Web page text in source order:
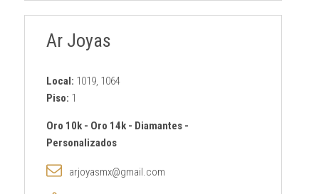
Ar Joyas
Local: 1019, 1064
Piso: 1
Oro 10k- Oro 14k- Diamantes-
Personalizados
arjoyasmx@gmail.com